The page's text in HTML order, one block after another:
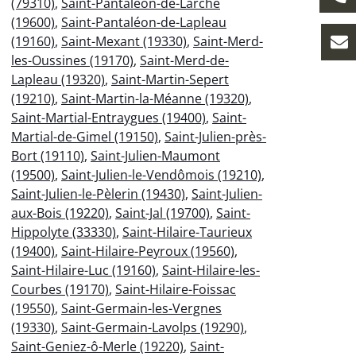
(19600), Saint-Pantaléon-de-Lapleau
(19160), Saint-Mexant (19330), Saint-Merd-
les-Oussines (19170), Saint-Merd-de-
Lapleau (19320), Saint-Martin-Sepert
(19210), Saint-Martin-la-Méanne (19320),
Saint-Martial-Entraygues (19400), Saint-
Martial-de-Gimel (19150), Saint-Julien-près-
Bort (19110), Saint-Julien-Maumont
(19500), Saint-Julien-le-Vendômois (19210),
Saint-Julien-le-Pèlerin (19430), Saint-Julien-
aux-Bois (19220), Saint-Jal (19700), Saint-
Hippolyte (33330), Saint-Hilaire-Taurieux
(19400), Saint-Hilaire-Peyroux (19560),
Saint-Hilaire-Luc (19160), Saint-Hilaire-les-
Courbes (19170), Saint-Hilaire-Foissac
(19550), Saint-Germain-les-Vergnes
(19330), Saint-Germain-Lavolps (19290),
Saint-Geniez-ô-Merle (19220), Saint-